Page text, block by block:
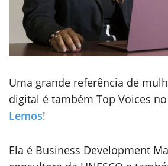
Uma grande referência de
digital é também Top Voices
Lemos!
Ela é Business Development